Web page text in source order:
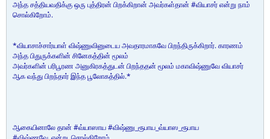
அந்த சத்தியவதிக்கு ஒரு புத்திரன் பிறக்கிறான் அவர்கள்தான் #வியாசர் என்று நாம்
சொல்கிறோம்.
*வியாசாச்சார்யாள் விஷ்ணுவினுடைய அவதாரமாகவே பிறந்திருக்கிறார். காரணம்
அந்த பிதுருக்களின் சினேகத்தின் மூலம்
அவர்களின் பரிபூரண அனுகிரகத்துடன் பிறந்ததன் மூலம் மகாவிஷ்ணுவே வியாசர்
ஆக வந்து பிறந்தார் இந்த பூலோகத்தில்.*
ஆகையினாலே தான் #வ்யாஸாய #விஷ்ணு_ரூபாய_வ்யாஸ_ரூபாய